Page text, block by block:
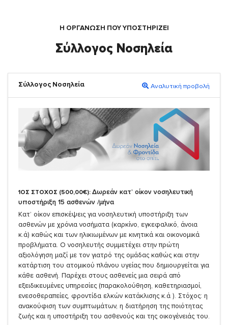
Η ΟΡΓΆΝΩΣΗ ΠΟΥ ΥΠΟΣΤΗΡΙΖΕΙ
Σύλλογος Νοσηλεία
Σύλλογος Νοσηλεία Αναλυτική προβολή
1ΟΣ ΣΤΟΧΟΣ (500,00€): Δωρεάν κατ’ οίκον νοσηλευτική
υποστήριξη 15 ασθενών /μήνα
Κατ’ οίκον επισκέψεις για νοσηλευτική υποστήριξη των
ασθενών με χρόνια νοσήματα (καρκίνο, εγκεφαλικό, άνοια
κ.ά) καθώς και των ηλικιωμένων με κινητικά και οικονομικά
προβλήματα. Ο νοσηλευτής συμμετέχει στην πρώτη
αξιολόγηση μαζί με τον γιατρό της ομάδας καθώς και στην
κατάρτιση του ατομικού πλάνου υγείας που δημιουργείται για
κάθε ασθενή. Παρέχει στους ασθενείς μια σειρά από
εξειδικευμένες υπηρεσίες (παρακολούθηση, καθετηριασμοί,
ενεσοθεραπείες, φροντίδα ελκών κατάκλισης κ.ά ). Στόχος: η
ανακούφιση των συμπτωμάτων, η διατήρηση της ποιότητας
ζωής και η υποστήριξη του ασθενούς και της οικογένειάς του.